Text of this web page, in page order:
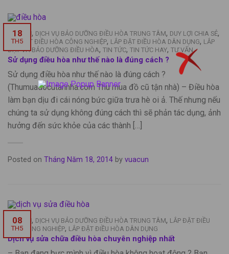
18
TH5
DỊCH VỤ, DỊCH VỤ BẢO DƯỠNG ĐIỀU HÒA TRUNG TÂM, DUY LỢI CHIA SẺ,
LẮP ĐẶT ĐIỀU HÒA CÔNG NGHIỆP, LẮP ĐẶT ĐIỀU HÒA DÂN DỤNG, LẮP
ĐẶT VÀ BẢO DƯỠNG ĐIỀU HÒA, TIN TỨC, TIN TỨC HAY, TƯ VẤN
Sử dụng điều hòa như thế nào là đúng cách ?
Sử dụng điều hòa như thế nào là đúng cách ?
(Thumuadocutannha.com Thu mua đồ cũ tận nhà) – Điều hòa
làm bạn dịu đi cái nóng bức giữa trưa hè oi ả. Thế nhưng nếu
chúng ta sử dụng không đúng cách thì sẽ phản tác dụng, ảnh
hưởng đến sức khỏe của các thành […]
Posted on Tháng Năm 18, 2014 by vuacun
08
TH5
DỊCH VỤ, DỊCH VỤ BẢO DƯỠNG ĐIỀU HÒA TRUNG TÂM, LẮP ĐẶT ĐIỀU
HÒA CÔNG NGHIỆP, LẮP ĐẶT ĐIỀU HÒA DÂN DỤNG
Dịch vụ sửa chữa điều hòa chuyên nghiệp nhất